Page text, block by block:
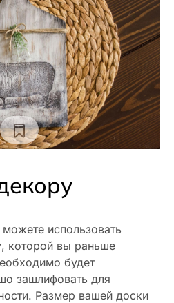
использовать
которой вы раньше
будет
зашлифовать для
Размер вашей доски